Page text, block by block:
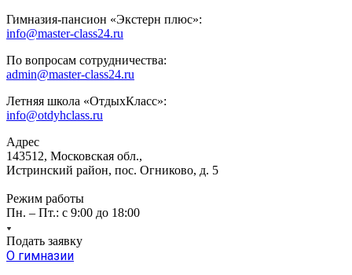
Гимназия-пансион «Экстерн плюс»:
info@master-class24.ru
По вопросам сотрудничества:
admin@master-class24.ru
Летняя школа «ОтдыхКласс»:
info@otdyhclass.ru
Адрес
143512, Московская обл.,
Истринский район, пос. Огниково, д. 5
Режим работы
Пн. – Пт.: с 9:00 до 18:00
Подать заявку
О гимназии